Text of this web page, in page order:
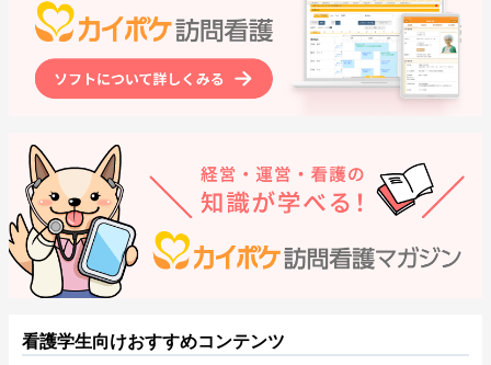
看護学生向けおすすめコンテンツ